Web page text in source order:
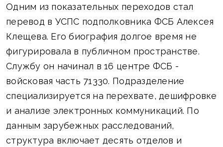
Одним из показательных переходов стал
перевод в УСПС подполковника ФСБ Алексея
Клещева. Его биография долгое время не
фигурировала в публичном пространстве.
Службу он начинал в 16 центре ФСБ -
войсковая часть 71330. Подразделение
специализируется на перехвате, дешифровке
и анализе электронных коммуникаций. По
данным зарубежных расследований,
структура включает десять отделов и